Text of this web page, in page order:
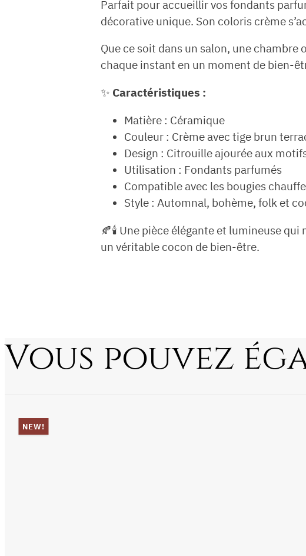
Parfait pour accueillir vos fondants
décorative unique. Son coloris crème
Que ce soit dans un salon, une
chaque instant en un moment de bien-
✨ Caractéristiques :
Matière : Céramique
Couleur : Crème avec tige brun
Design : Citrouille ajourée aux
Utilisation : Fondants parfumés
Compatible avec les bougies
Style : Automnal, bohème, folk et
🍂🕯️ Une pièce élégante et lumineuse
un véritable cocon de bien-être.
Vous pouvez
NEW!